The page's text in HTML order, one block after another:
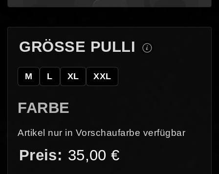
GRÖSSE PULLI
M L XL XXL
FARBE
Artikel nur in Vorschaufarbe verfügbar
35,00 €